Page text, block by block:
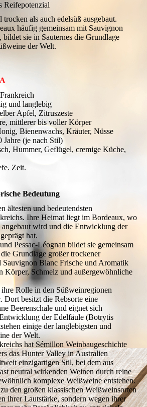
Reifepotenzial
als auch edelsüß ausgebaut.
häufig gemeinsam mit Sauvignon
sie in Sauternes die Grundlage
der Welt.
und langlebig
Apfel, Zitruszeste
mittlerer bis voller Körper
Bienenwachs, Kräuter, Nüsse
Jahre (je nach Stil)
Hummer, Geflügel, cremige Küche,
Zeit.
Bedeutung
ältesten und bedeutendsten
Ihre Heimat liegt im Bordeaux, wo
angebaut wird und die Entwicklung der
hat.
Pessac-Léognan bildet sie gemeinsam
Grundlage großer trockener
Sauvignon Blanc Frische und Aromatik
Körper, Schmelz und außergewöhnliche
Rolle in den Süßweinregionen
Dort besitzt die Rebsorte eine
Beerenschale und eignet sich
der Edelfäule (Botrytis
einige der langlebigsten und
der Welt.
hat Sémillon Weinbaugeschichte
das Hunter Valley in Australien
einzigartigen Stil, bei dem aus
neutral wirkenden Weinen durch reine
komplexe Weißweine entstehen.
den großen klassischen Weißweinsorten
ihrer Lautstärke, sondern wegen ihrer